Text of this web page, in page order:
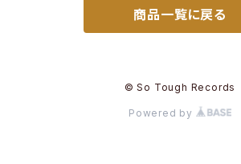
商品一覧に戻る
© So Tough Records
Powered by